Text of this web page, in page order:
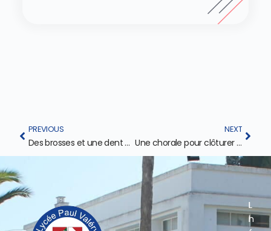
PREVIOUS
Des brosses et une dent géante au CP !
NEXT
Une chorale pour clôturer l’année en beauté !
L
I
L
i
I
n